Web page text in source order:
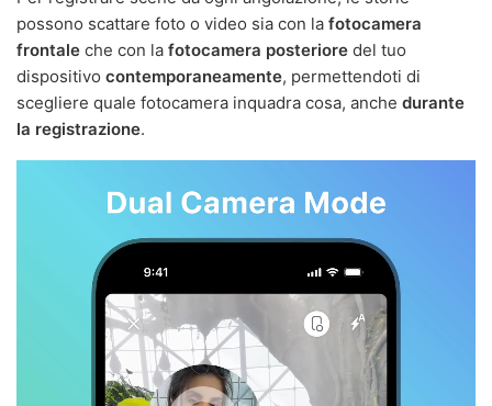
possono scattare foto o video sia con la fotocamera
frontale che con la fotocamera posteriore del tuo
dispositivo contemporaneamente, permettendoti di
scegliere quale fotocamera inquadra cosa, anche durante
la registrazione.